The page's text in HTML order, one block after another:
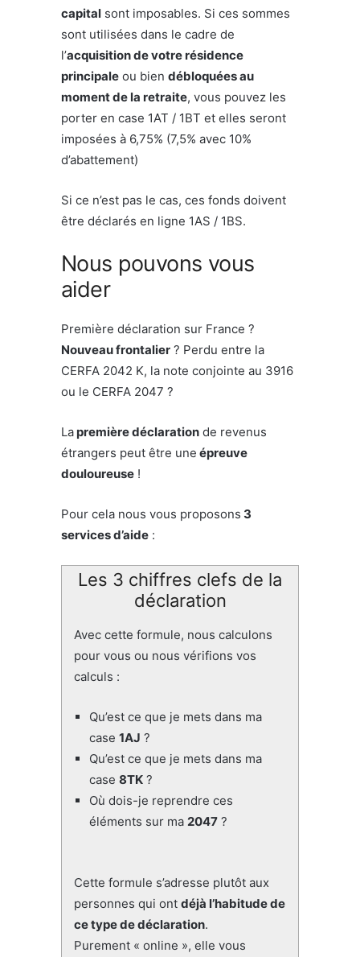
capital sont imposables. Si ces sommes
sont utilisées dans le cadre de
l’acquisition de votre résidence
principale ou bien débloquées au
moment de la retraite, vous pouvez les
porter en case 1AT / 1BT et elles seront
imposées à 6,75% (7,5% avec 10%
d’abattement)
Si ce n’est pas le cas, ces fonds doivent
être déclarés en ligne 1AS / 1BS.
Nous pouvons vous
aider
Première déclaration sur France ?
Nouveau frontalier ? Perdu entre la
CERFA 2042 K, la note conjointe au 3916
ou le CERFA 2047 ?
La première déclaration de revenus
étrangers peut être une épreuve
douloureuse !
Pour cela nous vous proposons 3
services d’aide :
Les 3 chiffres clefs de la
déclaration
Avec cette formule, nous calculons
pour vous ou nous vérifions vos
calculs :
Qu’est ce que je mets dans ma
case 1AJ ?
Qu’est ce que je mets dans ma
case 8TK ?
Où dois-je reprendre ces
éléments sur ma 2047 ?
Cette formule s’adresse plutôt aux
personnes qui ont déjà l’habitude de
ce type de déclaration.
Purement « online », elle vous